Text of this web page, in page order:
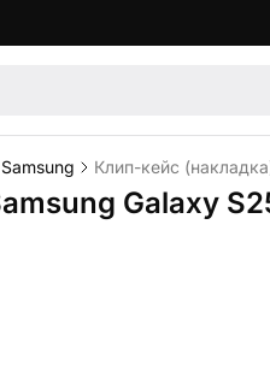
Клип-кейс
Galaxy